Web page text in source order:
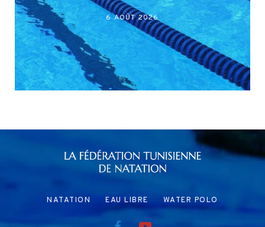
6 AOÛT 2026
NATATION EAU LIBRE WATER POLO